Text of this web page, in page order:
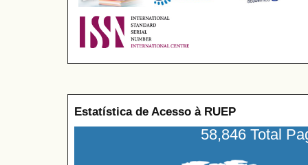
Estatística de Acesso à RUEP
58,846 Total